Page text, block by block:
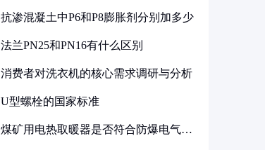
抗渗混凝土中P6和P8膨胀剂分别加多少
法兰PN25和PN16有什么区别
消费者对洗衣机的核心需求调研与分析
U型螺栓的国家标准
煤矿用电热取暖器是否符合防爆电气设